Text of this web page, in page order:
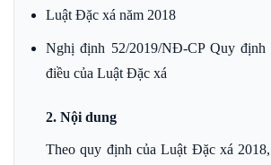
Luật Đặc xá năm 2018
Nghị định 52/2019/NĐ-CP Quy định
điều của Luật Đặc xá
2. Nội dung
Theo quy định của Luật Đặc xá